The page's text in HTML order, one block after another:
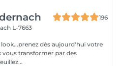
196
L-7663
dès aujourd'hui votre
vous transformer par des
du métier. Veuillez...